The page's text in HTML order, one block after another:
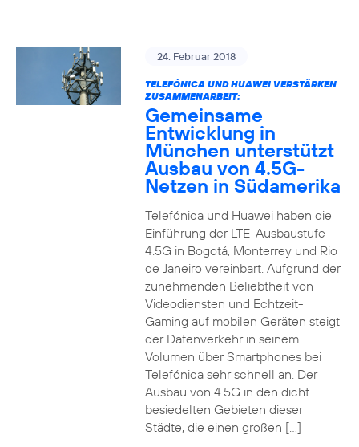
24. Februar 2018
TELEFÓNICA UND HUAWEI VERSTÄRKEN
ZUSAMMENARBEIT:
Gemeinsame
Entwicklung in
München unterstützt
Ausbau von 4.5G-
Netzen in Südamerika
Telefónica und Huawei haben die
Einführung der LTE-Ausbaustufe
4.5G in Bogotá, Monterrey und Rio
de Janeiro vereinbart. Aufgrund der
zunehmenden Beliebtheit von
Videodiensten und Echtzeit-
Gaming auf mobilen Geräten steigt
der Datenverkehr in seinem
Volumen über Smartphones bei
Telefónica sehr schnell an. Der
Ausbau von 4.5G in den dicht
besiedelten Gebieten dieser
Städte, die einen großen […]